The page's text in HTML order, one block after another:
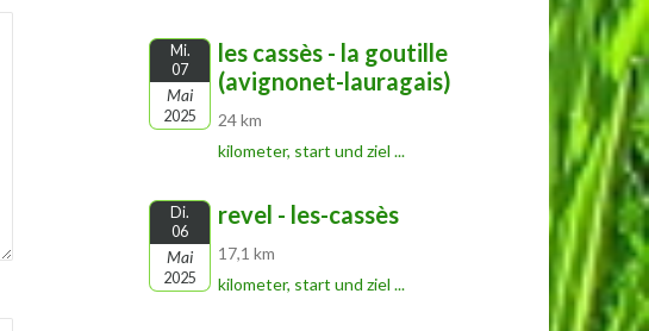
Mi.
07
Mai
2025
les cassès - la goutille
(avignonet-lauragais)
24 km
kilometer, start und ziel ...
Di.
06
Mai
2025
revel - les-cassès
17,1 km
kilometer, start und ziel ...